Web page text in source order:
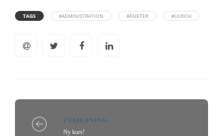
TAGS #ADMINISTRATION #ÅSIKTER #ULRICH
UTBILDNING
Ny kurs!